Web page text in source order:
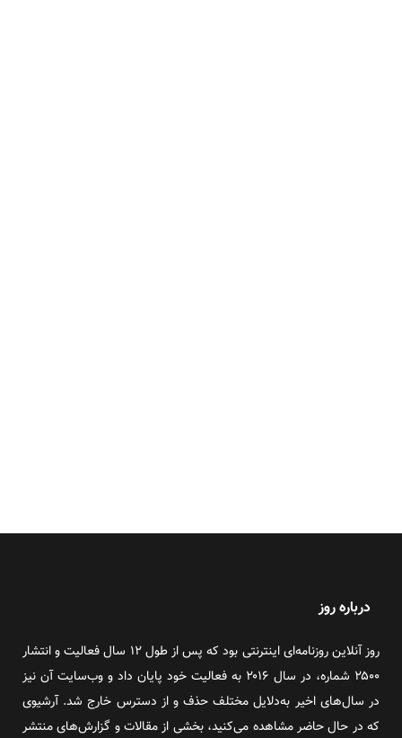
درباره روز
روز آنلاین روزنامه‌ای اینترنتی بود که پس از طول ۱۲ سال فعالیت و انتشار
۲۵۰۰ شماره، در سال ۲۰۱۶ به فعالیت خود پایان داد و وب‌سایت آن نیز
در سال‌های اخیر به‌دلایل مختلف حذف و از دسترس خارج شد. آرشیوی
که در حال حاضر مشاهده می‌کنید، بخشی از مقالات و گزارش‌های منتشر